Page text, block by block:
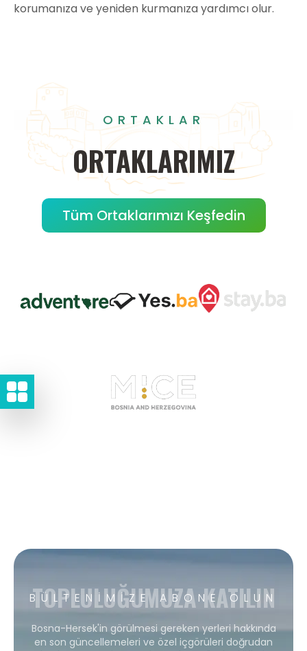
korumanıza ve yeniden kurmanıza yardımcı olur.
ORTAKLAR
ORTAKLARIMIZ
Tüm Ortaklarımızı Keşfedin
BÜLTENIMIZE ABONE OLUN
TOPLULUĞUMUZA KATILIN
Bosna-Hersek'in görülmesi gereken yerleri hakkında
en son güncellemeleri ve özel içgörüleri doğrudan